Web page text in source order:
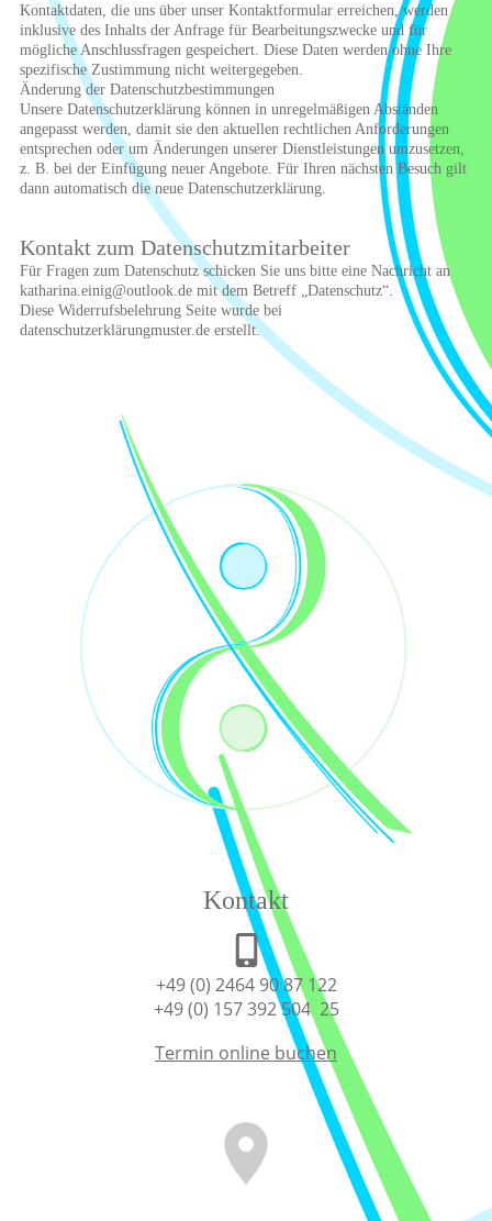
Kontaktdaten, die uns über unser Kontaktformular erreichen, werden
inklusive des Inhalts der Anfrage für Bearbeitungszwecke und für
mögliche Anschlussfragen gespeichert. Diese Daten werden ohne Ihre
spezifische Zustimmung nicht weitergegeben.
Änderung der Datenschutzbestimmungen
Unsere Datenschutzerklärung können in unregelmäßigen Abständen
angepasst werden, damit sie den aktuellen rechtlichen Anforderungen
entsprechen oder um Änderungen unserer Dienstleistungen umzusetzen,
z. B. bei der Einfügung neuer Angebote. Für Ihren nächsten Besuch gilt
dann automatisch die neue Datenschutzerklärung.
Kontakt zum Datenschutzmitarbeiter
Für Fragen zum Datenschutz schicken Sie uns bitte eine Nachricht an
katharina.einig@outlook.de mit dem Betreff „Datenschutz“.
Diese Widerrufsbelehrung Seite wurde bei
datenschutzerklärungmuster.de erstellt.
Kontakt
+49 (0) 2464 90 87 122
+49 (0) 157 392 504 25
Termin online buchen